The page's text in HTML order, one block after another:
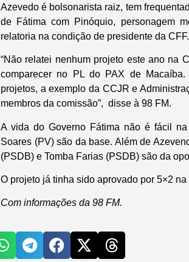
Azevedo é bolsonarista raiz, tem
de Fátima com Pinóquio, personagem
relatoria na condição de presidente da CFF.
“Não relatei nenhum projeto este ano na
comparecer no PL do PAX de
projetos, a exemplo da CCJR e
membros da comissão”, disse à 98 FM.
A vida do Governo Fátima não é fácil
Soares (PV) são da base. Além de
(PSDB) e Tomba Farias (PSDB) são da
O projeto já tinha sido aprovado por 5×2
Com informações da 98 FM.